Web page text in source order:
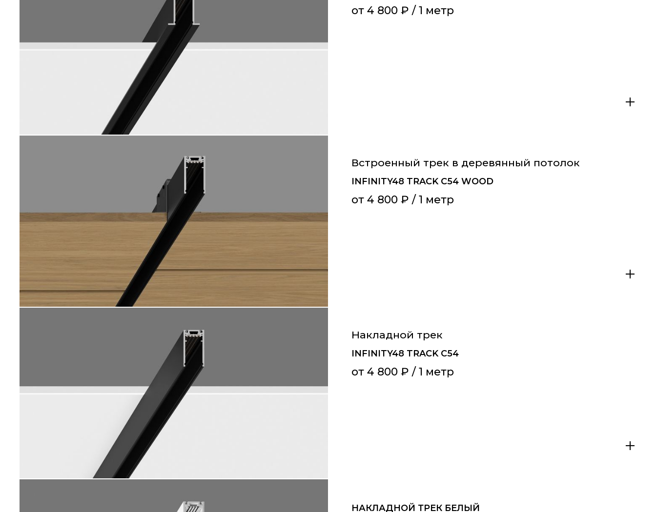
от 4 800 ₽ / 1 метр
Встроенный трек в деревянный потолок
INFINITY48 TRACK C54 WOOD
от 4 800 ₽ / 1 метр
Накладной трек
INFINITY48 TRACK C54
от 4 800 ₽ / 1 метр
НАКЛАДНОЙ ТРЕК БЕЛЫЙ